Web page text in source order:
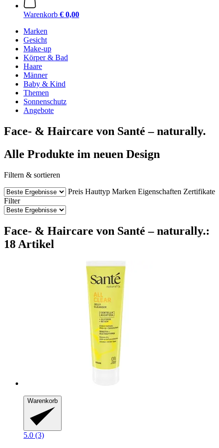
Warenkorb € 0,00
Marken
Gesicht
Make-up
Körper & Bad
Haare
Männer
Baby & Kind
Themen
Sonnenschutz
Angebote
Face- & Haircare von Santé – naturally.
Alle Produkte im neuen Design
Filtern & sortieren
Preis Hauttyp Marken Eigenschaften Zertifikate
Filter
Face- & Haircare von Santé – naturally.:
18 Artikel
Warenkorb
5.0 (3)